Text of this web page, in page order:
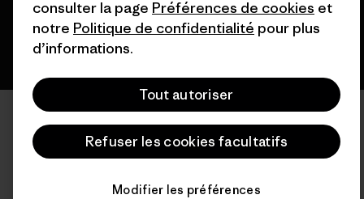
consulter la page Préférences de cookies et
notre Politique de confidentialité pour plus
d’informations.
Tout autoriser
Refuser les cookies facultatifs
Modifier les préférences